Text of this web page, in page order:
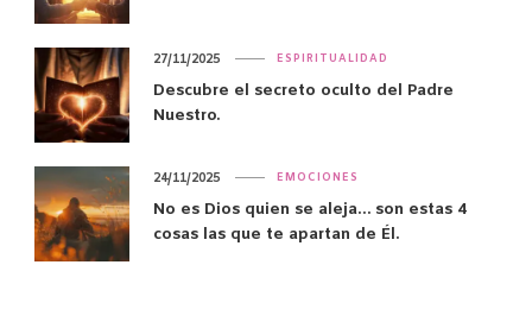
ESPIRITUALIDAD
Descubre el secreto oculto del Padre
Nuestro.
27/11/2025
EMOCIONES
No es Dios quien se aleja… son estas 4
cosas las que te apartan de Él.
24/11/2025